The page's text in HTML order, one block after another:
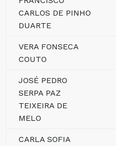
CARLOS DE PINHO
DUARTE
VERA FONSECA
COUTO
JOSÉ PEDRO
SERPA PAZ
TEIXEIRA DE
MELO
CARLA SOFIA